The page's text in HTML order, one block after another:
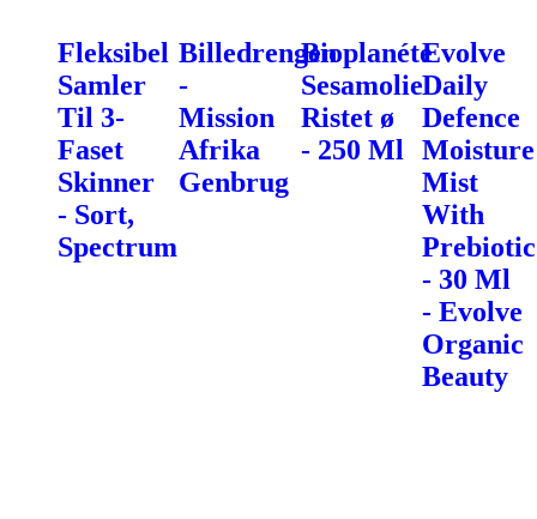
Fleksibel
Samler
Til 3-
Faset
Skinner
- Sort,
Spectrum
Billedrengen
-
Mission
Afrika
Genbrug
Bioplanéte
Sesamolie
Ristet ø
- 250 Ml
Evolve
Daily
Defence
Moisture
Mist
With
Prebiotic
- 30 Ml
- Evolve
Organic
Beauty